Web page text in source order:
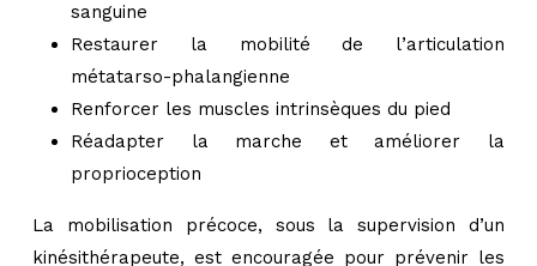
sanguine
Restaurer la mobilité de l’articulation
métatarso-phalangienne
Renforcer les muscles intrinsèques du pied
Réadapter la marche et améliorer la
proprioception
La mobilisation précoce, sous la supervision d’un
kinésithérapeute, est encouragée pour prévenir les